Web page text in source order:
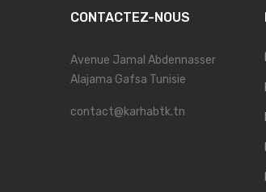
CONTACTEZ-NOUS
Avenue Jamal Abdennasser
Alajama Gafsa Tunisie
contact@karhabtk.tn